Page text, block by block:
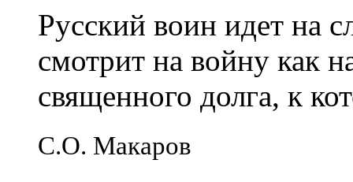
Русский воин идет на
смотрит на войну как
священного долга, к
С.О. Макаров